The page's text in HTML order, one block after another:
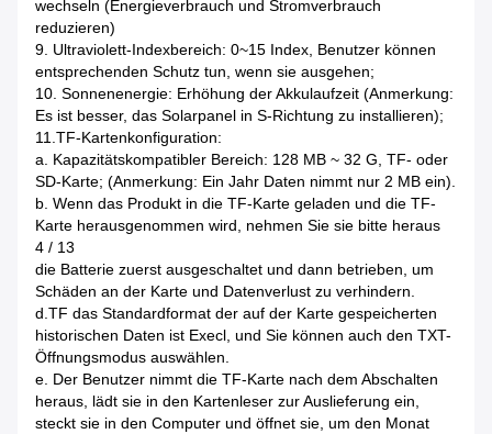
wechseln (Energieverbrauch und Stromverbrauch
reduzieren)
9. Ultraviolett-Indexbereich: 0~15 Index, Benutzer können
entsprechenden Schutz tun, wenn sie ausgehen;
10. Sonnenenergie: Erhöhung der Akkulaufzeit (Anmerkung:
Es ist besser, das Solarpanel in S-Richtung zu installieren);
11.TF-Kartenkonfiguration:
a. Kapazitätskompatibler Bereich: 128 MB ~ 32 G, TF- oder
SD-Karte; (Anmerkung: Ein Jahr Daten nimmt nur 2 MB ein).
b. Wenn das Produkt in die TF-Karte geladen und die TF-
Karte herausgenommen wird, nehmen Sie sie bitte heraus
4 / 13
die Batterie zuerst ausgeschaltet und dann betrieben, um
Schäden an der Karte und Datenverlust zu verhindern.
d.TF das Standardformat der auf der Karte gespeicherten
historischen Daten ist Execl, und Sie können auch den TXT-
Öffnungsmodus auswählen.
e. Der Benutzer nimmt die TF-Karte nach dem Abschalten
heraus, lädt sie in den Kartenleser zur Auslieferung ein,
steckt sie in den Computer und öffnet sie, um den Monat